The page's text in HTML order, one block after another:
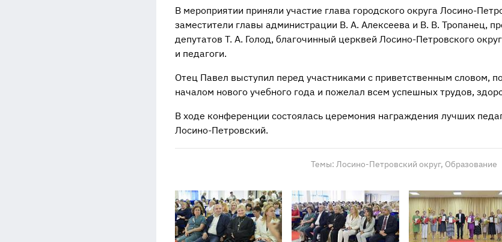
В мероприятии приняли участие глава городского округа Лосино-
заместители главы администрации В. А. Алексеева и В. В. Тропанец,
депутатов Т. А. Голод, благочинный церквей Лосино-Петровского
и педагоги.
Отец Павел выступил перед участниками с приветственным словом,
началом нового учебного года и пожелал всем успешных трудов,
В ходе конференции состоялась церемония награждения лучших
Лосино-Петровский.
Темы: Лосино-Петровский округ, Образование